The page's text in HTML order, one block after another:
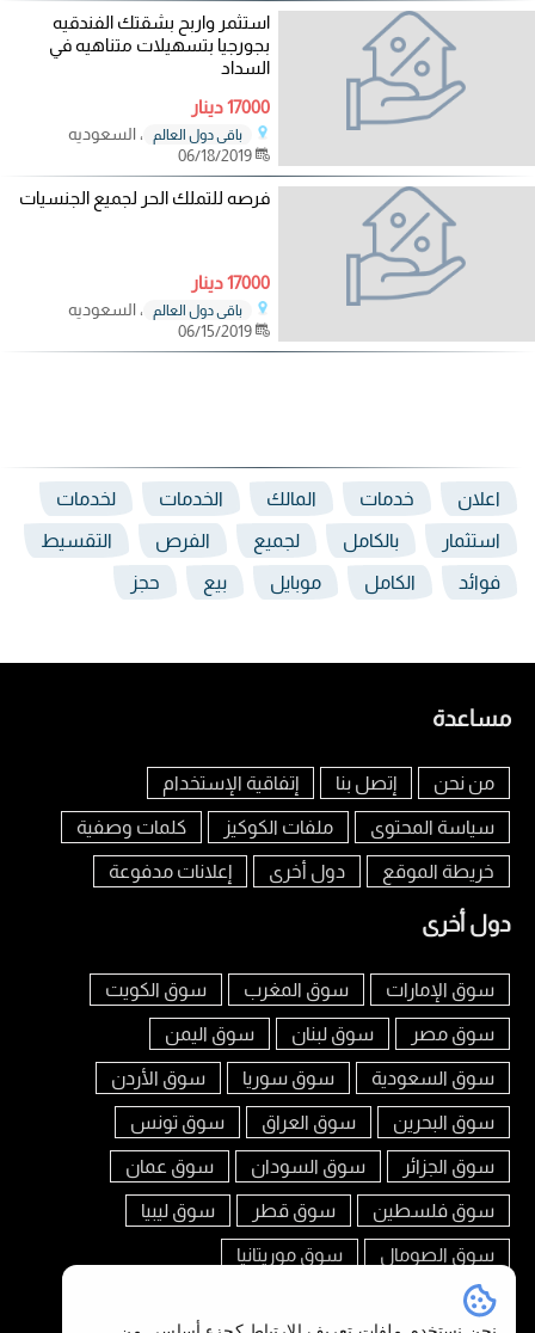
استثمر واربح بشقتك الفندقيه
بجورجيا بتسهيلات متناهيه في
السداد
17000 دينار
باقي دول العالم
، السعوديه
06/18/2019
فرصه للتملك الحر لجميع الجنسيات
17000 دينار
باقي دول العالم
، السعوديه
06/15/2019
اعلان خدمات المالك الخدمات لخدمات
استثمار بالكامل لجميع الفرص التقسيط
فوائد الكامل موبايل بيع حجز
مساعدة
من نحن إتصل بنا إتفاقية الإستخدام
سياسة المحتوى ملفات الكوكيز كلمات وصفية
خريطة الموقع دول أخرى إعلانات مدفوعة
دول أخرى
سوق الإمارات سوق المغرب سوق الكويت
سوق مصر سوق لبنان سوق اليمن
سوق السعودية سوق سوريا سوق الأردن
سوق البحرين سوق العراق سوق تونس
سوق الجزائر سوق السودان سوق عمان
سوق فلسطين سوق قطر سوق ليبيا
سوق الصومال سوق موريتانيا
تابعنا على